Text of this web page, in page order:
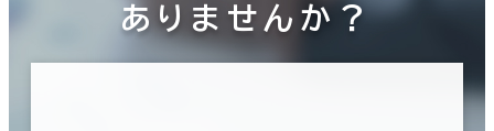
ありませんか？